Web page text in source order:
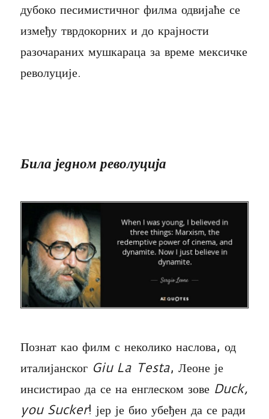
дубоко песимистичног филма одвијаће се
између тврдокорних и до крајности
разочараних мушкараца за време мексичке
револуције.
Била једном револуција
Познат као филм с неколико наслова, од
италијанског Giu La Testa, Леоне је
инсистирао да се на енглеском зове Duck,
you Sucker! јер је био убеђен да се ради